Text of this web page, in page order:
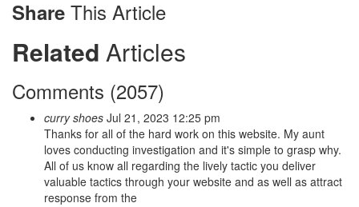
Share This Article
Related Articles
Comments (2057)
curry shoes Jul 21, 2023 12:25 pm
Thanks for all of the hard work on this website. My aunt
loves conducting investigation and it's simple to grasp why.
All of us know all regarding the lively tactic you deliver
valuable tactics through your website and as well as attract
response from the